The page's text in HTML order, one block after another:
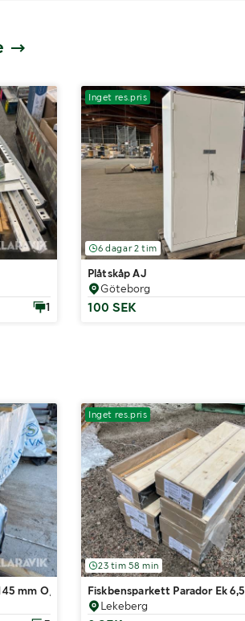
1
Inget res.pris
6 dagar 2 tim
Plåtskåp AJ
Göteborg
100 SEK
mm O/S VA 646 löpmeter.
Inget res.pris
23 tim 58 min
Fiskbensparkett Parador Ek
Lekeberg